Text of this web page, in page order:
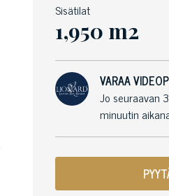
Sisätilat
1,950 m2
VARAA
Jo seuraavan
minuutin